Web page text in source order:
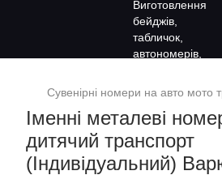
Сувенірні номери на авто мото
Іменні металеві
дитячий транспорт
(Індивідуальний)